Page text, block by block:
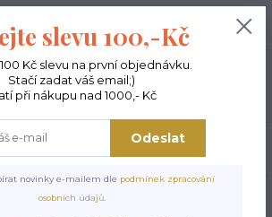
0,00 Kč
DÁMSKÉ MIKINY
slevu 100,-Kč
Kč slevu na první objednávku.
Stačí zadat váš email;)
při nákupu nad 1000,- Kč
Odeslat
novinky e-mailem dle podmínek zpracování
osobních údajů.